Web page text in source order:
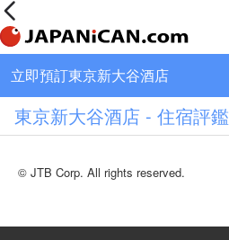
立即預訂東京新大谷酒店
東京新大谷酒店 - 住宿評鑑
© JTB Corp. All rights reserved.